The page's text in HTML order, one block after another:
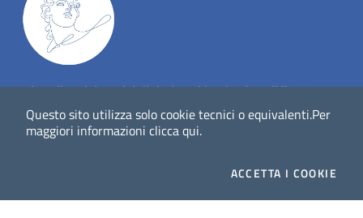
Questo sito utilizza solo cookie tecnici o equivalenti.Per
maggiori informazioni clicca qui.
ACCETTA I COOKIE
DigItalia-rivista del digitale nei beni culturali||ISSN:
1972-621X
Direttore responsabile: Giuliano Genetasio
Istituto Centrale per il Catalogo Unico delle